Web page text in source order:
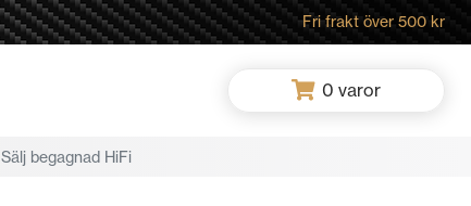
Fri frakt över 500 kr
0 varor
Sälj begagnad HiFi